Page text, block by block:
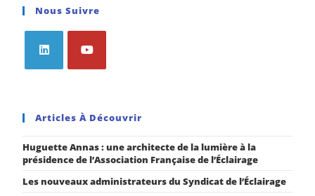
Nous Suivre
Articles À Découvrir
Huguette Annas : une architecte de la lumière à la
présidence de l’Association Française de l’Éclairage
Les nouveaux administrateurs du Syndicat de l’Éclairage